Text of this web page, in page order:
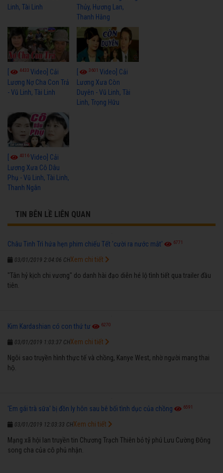
Linh, Tài Linh
Thủy, Hương Lan,
Thanh Hằng
4433 Video] Cải
Lương Nợ Cha Con Trả
- Vũ Linh, Tài Linh
3601Video] Cải
Lương Xưa Còn
Duyên - Vũ Linh, Tài
Linh, Trọng Hữu
[ 4016Video] Cải
Lương Xưa Cô Dâu
Phụ - Vũ Linh, Tài Linh,
Thanh Ngân
TIN BÊN LỀ LIÊN QUAN
Châu Tinh Trì hứa hẹn phim chiếu Tết 'cười ra nước mắt' 6771
03/01/2019 2:04:06 CH
"Tân hỷ kịch chi vương" do danh hài đạo diễn hé lộ tình tiết qua trailer đầu
tiên.
Xem chi tiết
Kim Kardashian có con thứ tư 6270
03/01/2019 1:03:37 CH
Ngôi sao truyền hình thực tế và chồng, Kanye West, nhờ người mang thai
hộ.
Xem chi tiết
'Em gái trà sữa' bị đồn ly hôn sau bê bối tình dục của chồng 6591
03/01/2019 12:03:33 CH
Mạng xã hội lan truyền tin Chương Trạch Thiên bỏ tỷ phú Lưu Cường Đông
song cha của cô phủ nhận.
Xem chi tiết